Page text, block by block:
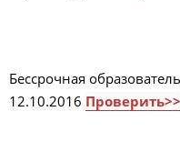
Бессрочная
12.10.2016 Проверить>>